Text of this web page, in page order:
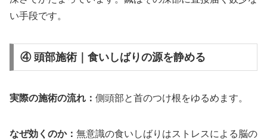
い手段です。
④ 頭部施術｜食いしばりの源を静める
実際の施術の流れ： 側頭部と首のつけ根をゆるめます。
なぜ効くのか： 無意識の食いしばりはストレスによる脳の